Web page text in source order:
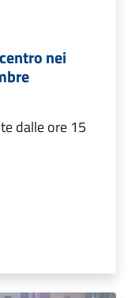
nei
dalle ore 15